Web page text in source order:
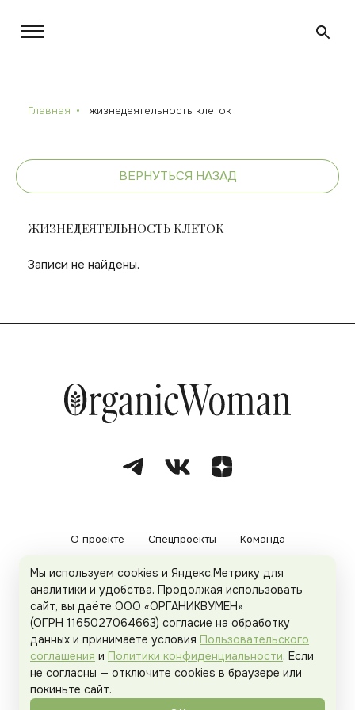
Главная жизнедеятельность клеток
ВЕРНУТЬСЯ НАЗАД
ЖИЗНЕДЕЯТЕЛЬНОСТЬ КЛЕТОК
Записи не найдены.
О проекте Спецпроекты Команда
Рекламодателям Политика конфиденциальности
Пользовательское соглашение
Organicwoman.ru . Все права защищены.
Мы используем cookies и Яндекс.Метрику для
аналитики и удобства. Продолжая использовать
сайт, вы даёте ООО «ОРГАНИКВУМЕН»
(ОГРН 1165027064663) согласие на обработку
данных и принимаете условия Пользовательского
соглашения и Политики конфиденциальности. Если
не согласны — отключите cookies в браузере или
покиньте сайт.